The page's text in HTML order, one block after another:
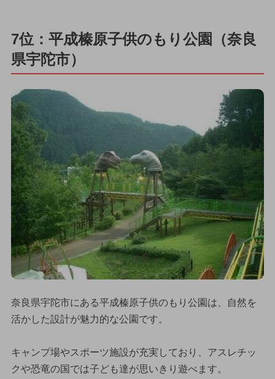
7位：平成榛原子供のもり公園（奈良
県宇陀市）
奈良県宇陀市にある平成榛原子供のもり公園は、自然を
活かした設計が魅力的な公園です。
キャンプ場やスポーツ施設が充実しており、アスレチッ
クや恐竜の国では子ども達が思いきり遊べます。